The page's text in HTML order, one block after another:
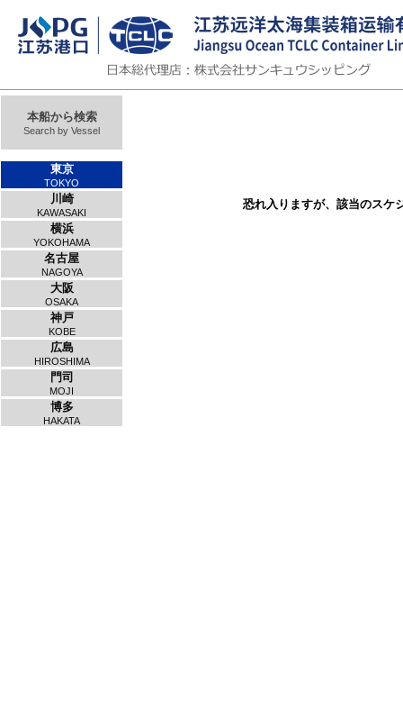
本船から検索
Search by Vessel
東京
TOKYO
川崎
KAWASAKI
横浜
YOKOHAMA
名古屋
NAGOYA
大阪
OSAKA
神戸
KOBE
広島
HIROSHIMA
門司
MOJI
博多
HAKATA
恐れ入りますが、該当のスケ